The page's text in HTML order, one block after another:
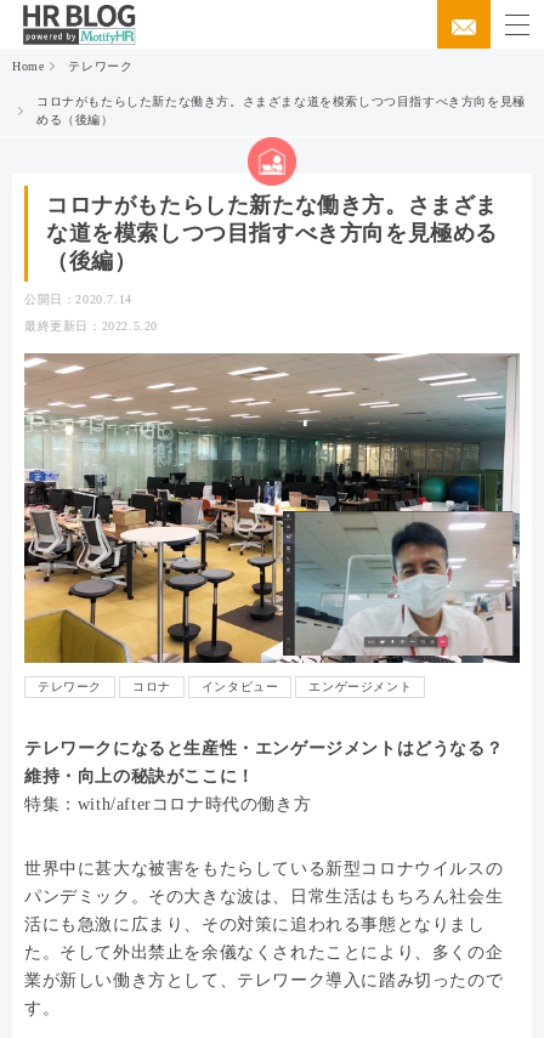
Home テレワーク
コロナがもたらした新たな働き方。さまざまな道を模索しつつ目指すべき方向を見極
める（後編）
コロナがもたらした新たな働き方。さまざま
な道を模索しつつ目指すべき方向を見極める
（後編）
公開日：2020.7.14
最終更新日：2022.5.20
テレワーク コロナ インタビュー エンゲージメント
テレワークになると生産性・エンゲージメントはどうなる？
維持・向上の秘訣がここに！
特集：with/afterコロナ時代の働き方
世界中に甚大な被害をもたらしている新型コロナウイルスの
パンデミック。その大きな波は、日常生活はもちろん社会生
活にも急激に広まり、その対策に追われる事態となりまし
た。そして外出禁止を余儀なくされたことにより、多くの企
業が新しい働き方として、テレワーク導入に踏み切ったので
す。